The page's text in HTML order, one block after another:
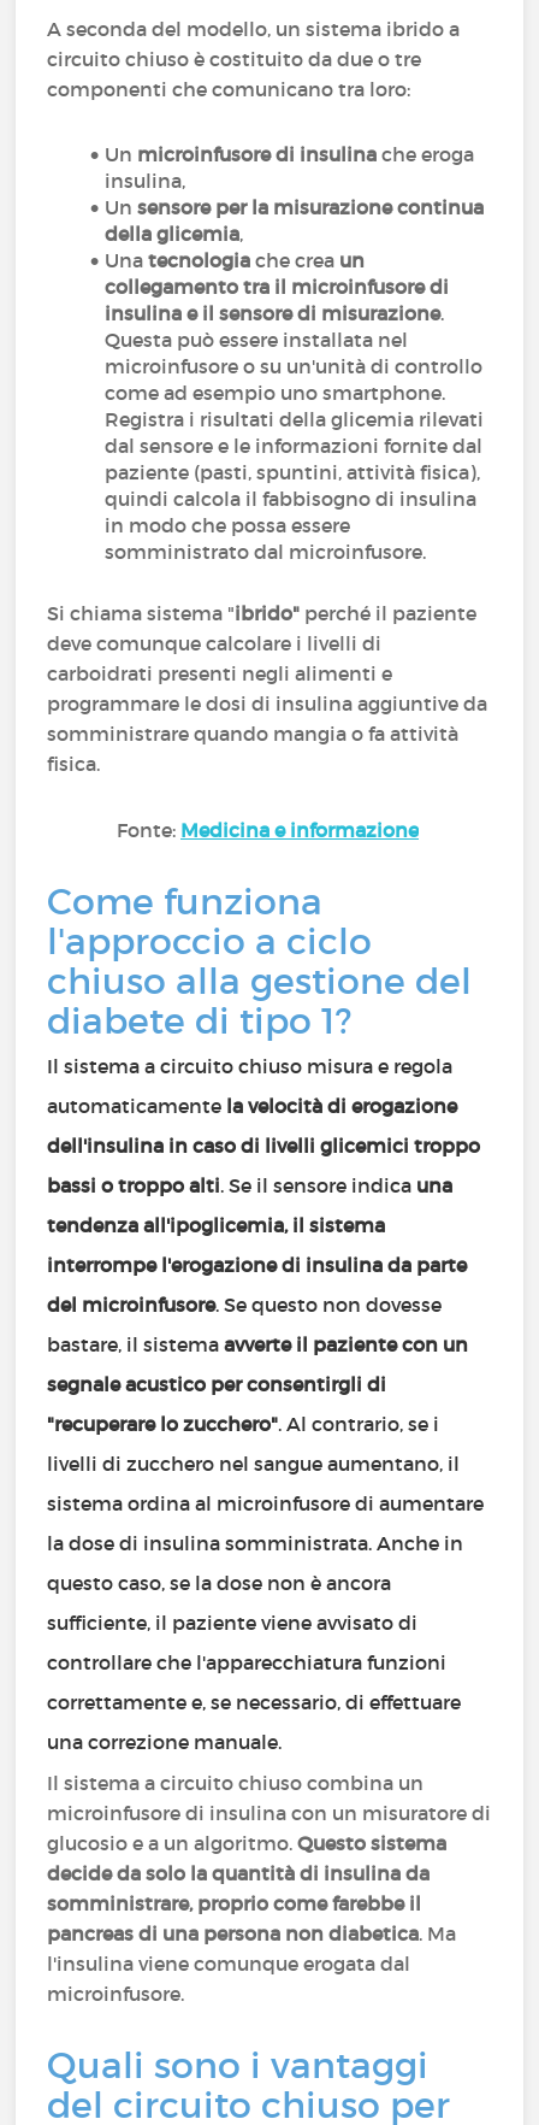
A seconda del modello, un sistema ibrido a
circuito chiuso è costituito da due o tre
componenti che comunicano tra loro:
Un microinfusore di insulinache eroga
insulina,
Unsensore per la misurazione continua
della glicemia,
Unatecnologiache crea un
collegamento tra il microinfusore di
insulina e il sensore di misurazione.
Questa può essere installata nel
microinfusore o su un'unità di controllo
come ad esempio uno smartphone.
Registra i risultati della glicemia rilevati
dal sensore e le informazioni fornite dal
paziente (pasti, spuntini, attività fisica),
quindi calcola il fabbisogno di insulina
in modo che possa essere
somministrato dal microinfusore.
Si chiama sistema "ibrido" perché il paziente
deve comunque calcolare i livelli di
carboidrati presenti negli alimenti e
programmare le dosi di insulina aggiuntive da
somministrare quando mangia o fa attività
fisica.
Fonte: Medicina e informazione
Come funziona
l'approccio a ciclo
chiuso alla gestione del
diabete di tipo 1?
Il sistema a circuito chiuso misura e regola
automaticamente la velocità di erogazione
dell'insulina in caso di livelli glicemici troppo
bassi o troppo alti. Se il sensore indica una
tendenza all'ipoglicemia, il sistema
interrompe l'erogazione di insulina da parte
del microinfusore. Se questo non dovesse
bastare, il sistemaavverte il paziente con un
segnale acustico per consentirgli di
"recuperare lo zucchero". Al contrario, se i
livelli di zucchero nel sangue aumentano, il
sistema ordina al microinfusore di aumentare
la dose di insulina somministrata. Anche in
questo caso, se la dose non è ancora
sufficiente, il paziente viene avvisato di
controllare che l'apparecchiatura funzioni
correttamente e, se necessario, di effettuare
una correzione manuale.
Il sistema a circuito chiuso combina un
microinfusore di insulina con un misuratore di
glucosio e a un algoritmo.Questo sistema
decide da solo la quantità di insulina da
somministrare, proprio come farebbe il
pancreas di una persona non diabetica. Ma
l'insulina viene comunque erogata dal
microinfusore.
Quali sono i vantaggi
del circuito chiuso per